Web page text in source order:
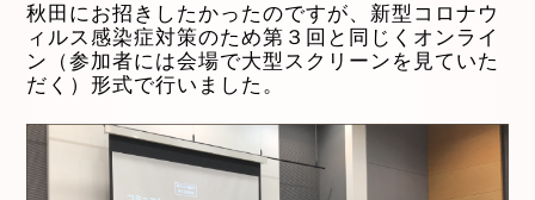
秋田にお招きしたかったのですが、新型コロナウ
ィルス感染症対策のため第３回と同じくオンライ
ン（参加者には会場で大型スクリーンを見ていた
だく）形式で行いました。